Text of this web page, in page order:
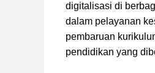
digitalisasi di
dalam pelayanan
pembaruan
pendidikan yang